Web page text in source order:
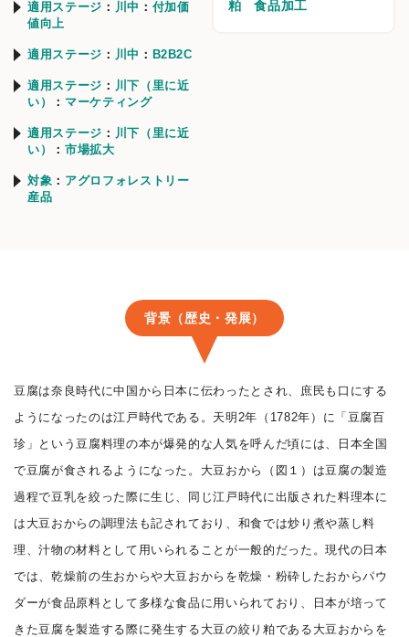
適用ステージ 川中
付加価
値向上
適用ステージ 川中 B2B2C
適用ステージ
川下（里に近
い）
マーケティング
適用ステージ
川下（里に近
い）
市場拡大
対象
アグロフォレストリー
産品
粕
食品加工
背景（歴史・発展）
豆腐は奈良時代に中国から日本に伝わったとされ、庶民も口にする
ようになったのは江戸時代である。天明2年（1782年）に「豆腐百
珍」という豆腐料理の本が爆発的な人気を呼んだ頃には、日本全国
で豆腐が食されるようになった。大豆おから（図１）は豆腐の製造
過程で豆乳を絞った際に生じ、同じ江戸時代に出版された料理本に
は大豆おからの調理法も記されており、和食では炒り煮や蒸し料
理、汁物の材料として用いられることが一般的だった。現代の日本
では、乾燥前の生おからや大豆おからを乾燥・粉砕したおからパウ
ダーが食品原料として多様な食品に用いられており、日本が培って
きた豆腐を製造する際に発生する大豆の絞り粕である大豆おからを